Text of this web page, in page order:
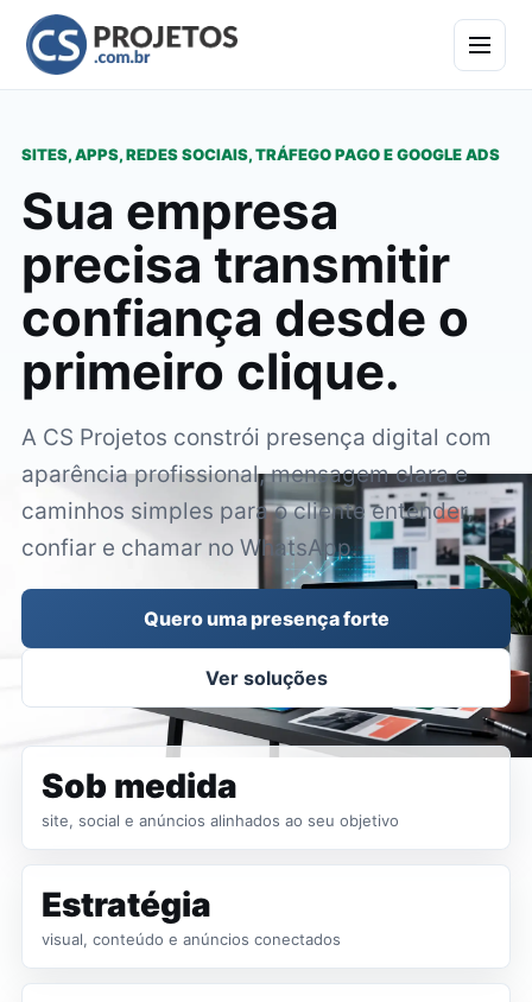
SITES, APPS, REDES SOCIAIS, TRÁFEGO PAGO E GOOGLE ADS
Sua empresa
precisa transmitir
confiança desde o
primeiro clique.
A CS Projetos constrói presença digital com
aparência profissional, mensagem clara e
caminhos simples para o cliente entender,
confiar e chamar no WhatsApp.
Quero uma presença forte
Ver soluções
Sob medida
site, social e anúncios alinhados ao seu objetivo
Estratégia
visual, conteúdo e anúncios conectados